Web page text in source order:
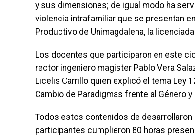
y sus dimensiones; de igual modo ha
violencia intrafamiliar que se presentan
Productivo de Unimagdalena, la
Los docentes que participaron en este
rector ingeniero magister Pablo Vera
Licelis Carrillo quien explicó el tema Ley
Cambio de Paradigmas frente al Género
Todos estos contenidos de desarrollaron
participantes cumplieron 80 horas